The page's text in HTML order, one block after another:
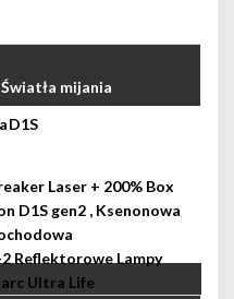
Światła mijania
D1S